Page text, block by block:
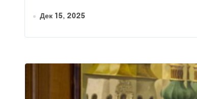
Дек 15, 2025